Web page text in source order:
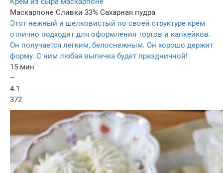
Маскарпоне Сливки 33% Сахарная пудра
Этот нежный и шелковистый по своей структуре крем
отлично подходит для оформления тортов и капкейков.
Он получается легким, белоснежным. Он хорошо держит
форму. С ним любая выпечка будет праздничной!
15 мин
–
4.1
372